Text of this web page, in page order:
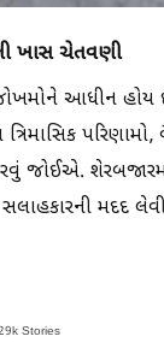
ખાસ ચેતવણી
આધીન હોય
જોઈએ.
મદદ
Stories